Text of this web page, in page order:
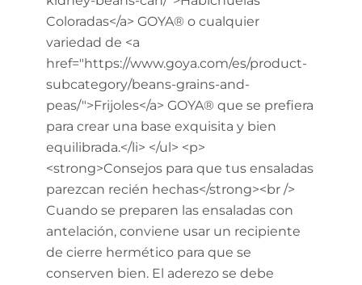
Coloradas</a> GOYA® o cualquier
variedad de <a
href="https://www.goya.com/es/product-
subcategory/beans-grains-and-
peas/">Frijoles</a> GOYA® que se prefiera
para crear una base exquisita y bien
equilibrada.</li> </ul> <p>
<strong>Consejos para que tus ensaladas
parezcan recién hechas</strong><br />
Cuando se preparen las ensaladas con
antelación, conviene usar un recipiente
de cierre hermético para que se
conserven bien. El aderezo se debe